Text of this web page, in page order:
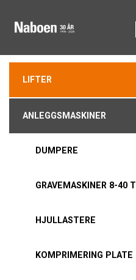
LIFTER
ANLEGGSMASKINER
DUMPERE
GRAVEMASKINER 8-40 T
HJULLASTERE
KOMPRIMERING PLATE